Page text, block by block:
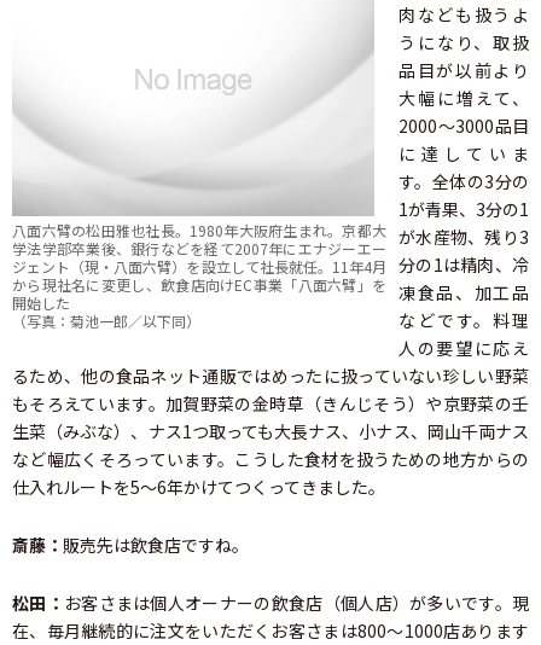
八面六臂の松田雅也社長。1980年大阪府生まれ。京都大
学法学部卒業後、銀行などを経て2007年にエナジーエー
ジェント（現・八面六臂）を設立して社長就任。11年4月
から現社名に変更し、飲食店向けEC事業「八面六臂」を
開始した
（写真：菊池一郎／以下同）
肉なども扱うよ
うになり、取扱
品目が以前より
大幅に増えて、
2000～3000品目
に達していま
す。全体の3分の
1が青果、3分の1
が水産物、残り3
分の1は精肉、冷
凍食品、加工品
などです。料理
人の要望に応え
るため、他の食品ネット通販ではめったに扱っていない珍しい野菜
もそろえています。加賀野菜の金時草（きんじそう）や京野菜の壬
生菜（みぶな）、ナス1つ取っても大長ナス、小ナス、岡山千両ナス
など幅広くそろっています。こうした食材を扱うための地方からの
仕入れルートを5～6年かけてつくってきました。
斎藤： 販売先は飲食店ですね。
松田： お客さまは個人オーナーの飲食店（個人店）が多いです。現
在、毎月継続的に注文をいただくお客さまは800～1000店あります